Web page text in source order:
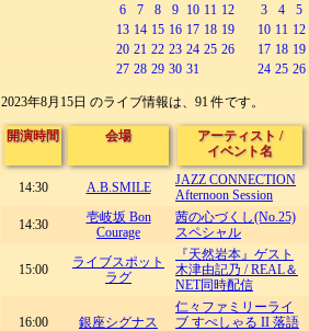
6
7 8 9 10 11 12
13 14 15 16 17 18 19
20 21 22 23 24 25 26
27 28 29 30 31
3
4 5
10 11 12
17 18 19
24 25 26
2023年8月15日 のライブ情報は、91 件です。
開演時間 会場 アーティスト /
イベント名
14:30 A.B.SMILE
JAZZ CONNECTION
Afternoon Session
14:30
壱岐坂 Bon
Courage
茜の心づくし(No.25)
スペシャル
15:00
ライブスポット
ラグ
『天然岩本』ゲスト
木津由記乃 / REAL＆
NET同時配信
16:00 銀座シグナス
仁々ファミリーライ
ブ すぺしゃる II 落語